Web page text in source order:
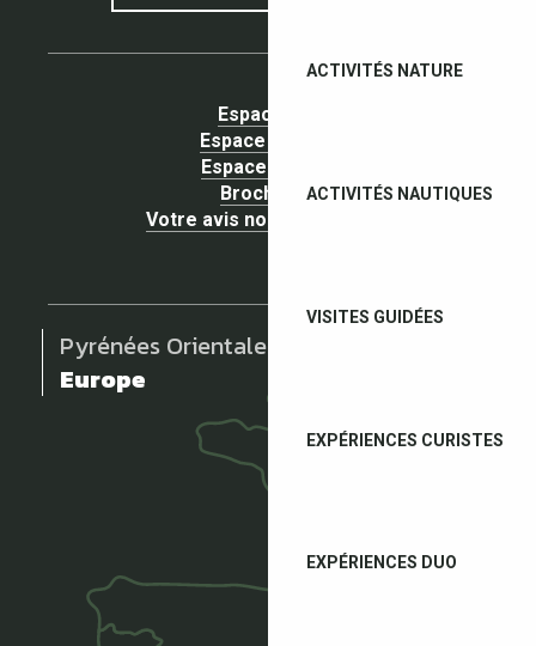
ACTIVITÉS NATURE
ACTIVITÉS NAUTIQUES
VISITES GUIDÉES
EXPÉRIENCES CURISTES
EXPÉRIENCES DUO
Espace pro
Espace Groupe
Espace presse
Brochures
Votre avis nous intéresse !
Pyrénées Orientales
Europe